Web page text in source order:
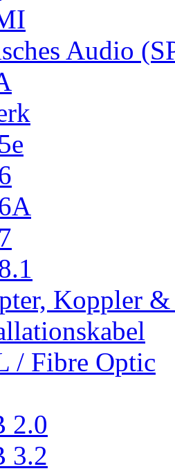
Audio
Koppler &
/ Fibre Optic
2.0
3.2